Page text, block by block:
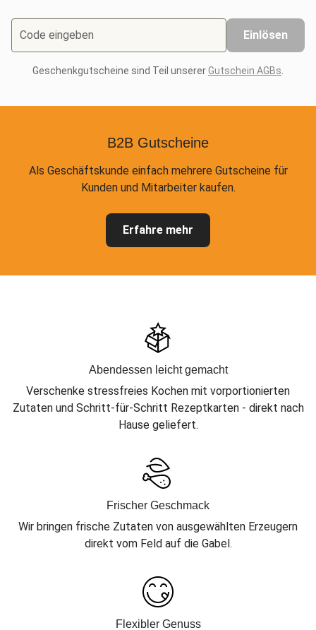
Code eingeben Einlösen
Geschenkgutscheine sind Teil unsererGutschein AGBs
B2B Gutscheine
Als Geschäftskunde einfach mehrere Gutscheine für
Kunden und Mitarbeiter kaufen.
Erfahre mehr
Abendessen leicht gemacht
Verschenke stressfreies Kochen mit vorportionierten
Zutaten und Schritt-für-Schritt Rezeptkarten - direkt nach
Hause geliefert.
Frischer Geschmack
Wir bringen frische Zutaten von ausgewählten Erzeugern
direkt vom Feld auf die Gabel.
Flexibler Genuss